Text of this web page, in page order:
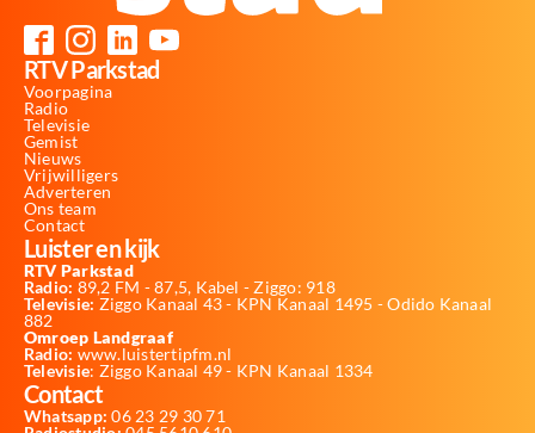
RTV Parkstad
Voorpagina
Radio
Televisie
Gemist
Nieuws
Vrijwilligers
Adverteren
Ons team
Contact
Luister en kijk
RTV Parkstad
Radio: 89,2 FM - 87,5, Kabel - Ziggo: 918
Televisie: Ziggo Kanaal 43 - KPN Kanaal 1495 - Odido Kanaal
882
Omroep Landgraaf
Radio: www.luistertipfm.nl
Televisie: Ziggo Kanaal 49 - KPN Kanaal 1334
Contact
Whatsapp: 06 23 29 30 71